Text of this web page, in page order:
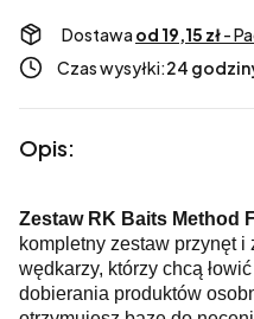
Dostawa od 19,15 zł-
Czas wysyłki:24
Opis:
Zestaw RK Baits Method
kompletny zestaw przynęt
wędkarzy, którzy chcą
dobierania produktów